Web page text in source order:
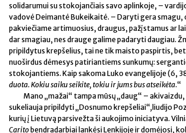
solidarumui su stokojančiais savo aplinkoje, –
vadovė Deimantė Bukeikaitė. – Daryti gera smagu,
pakviečiame artimuosius, draugus, pažįstamus ar
dar smagiau, nes drauge galime padaryti daugiau.
pripildytus krepšelius, tai ne tik maisto paspirtis, bet
nuoširdus dėmesys patiriantiems sunkumų:
stokojantiems. Kaip sakoma Luko evangelijoje (6,
duota. Kokiu saiku seikite, tokiu ir jums bus atseikėta.“
Mano „mažai“ tampa mūsų „daug“ –
sukeliauja pripildyti „Dosnumo krepšeliai“,liudijo
kurių į Lietuvą parsivežta ši aukojimo iniciatyva.
Caritobendradarbiai lankėsi Lenkijoje ir domėjosi,